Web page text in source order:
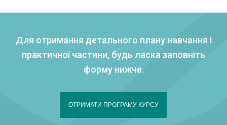
Для отримання детального плану навчання і
практичної частини, будь ласка заповніть
форму нижче.
ОТРИМАТИ ПРОГРАМУ КУРСУ